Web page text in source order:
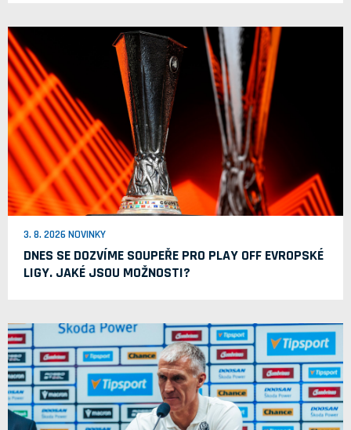
3. 8. 2026 NOVINKY
DNES SE DOZVÍME SOUPEŘE PRO PLAY OFF EVROPSKÉ
LIGY. JAKÉ JSOU MOŽNOSTI?